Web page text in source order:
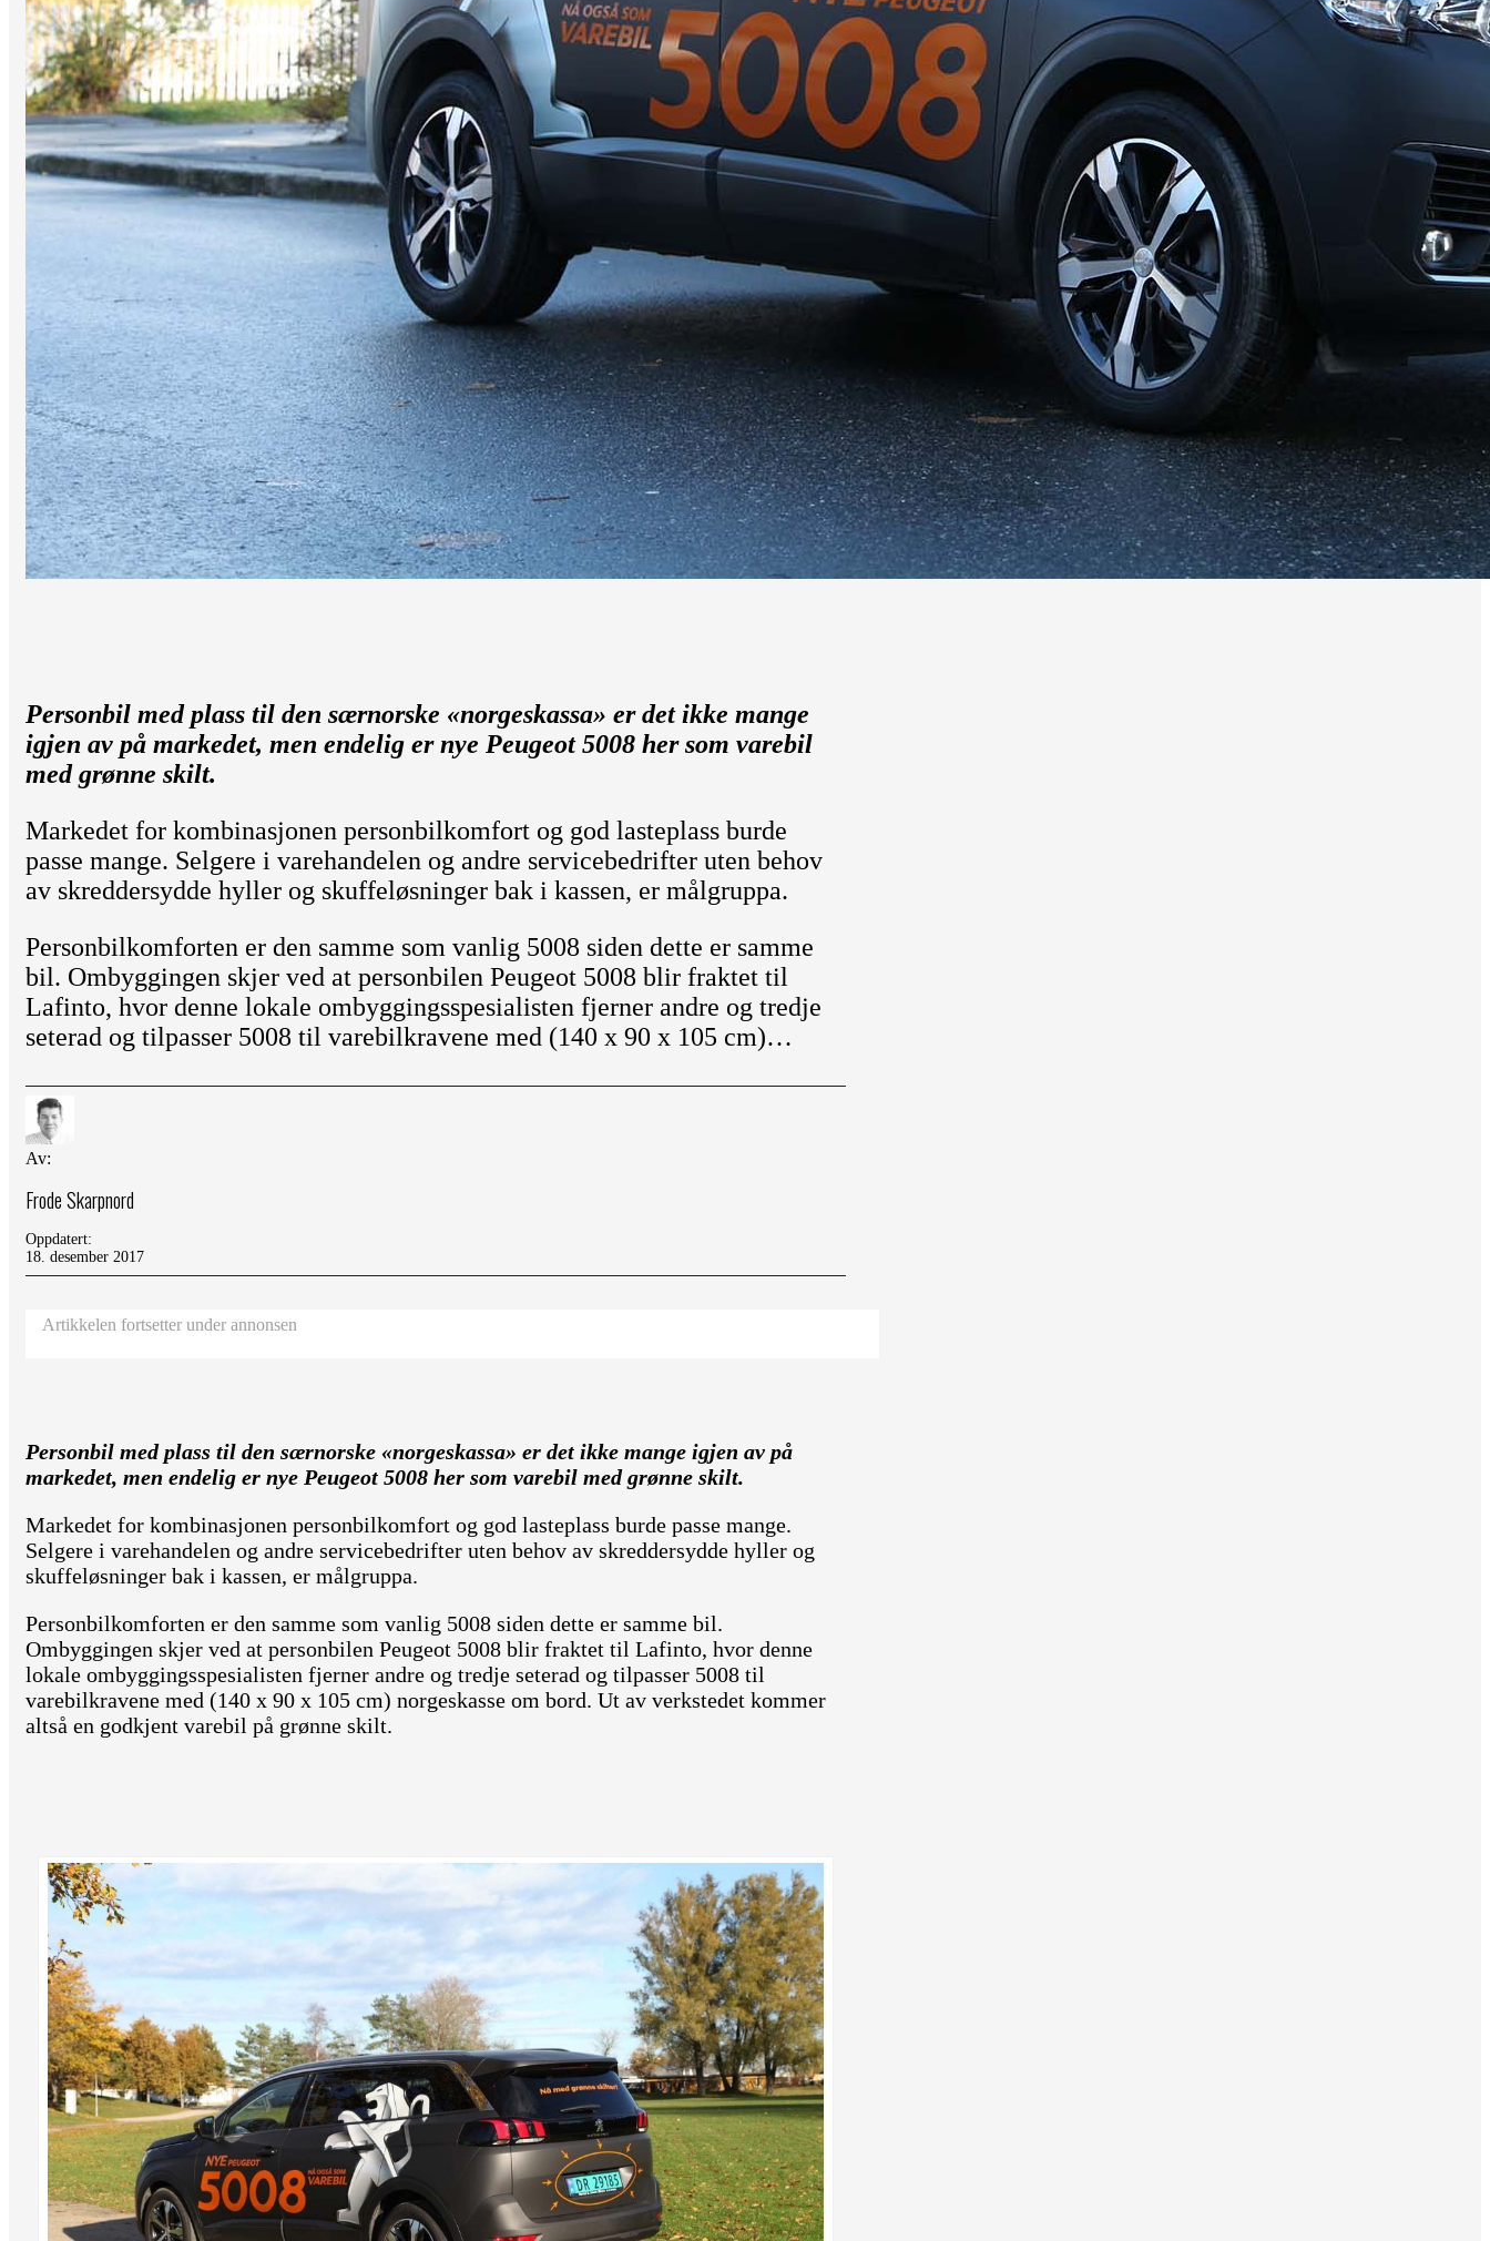
Personbil med plass til den særnorske «norgeskassa» er det ikke mange
igjen av på markedet, men endelig er nye Peugeot 5008 her som varebil
med grønne skilt.
Markedet for kombinasjonen personbilkomfort og god lasteplass burde
passe mange. Selgere i varehandelen og andre servicebedrifter uten behov
av skreddersydde hyller og skuffeløsninger bak i kassen, er målgruppa.
Personbilkomforten er den samme som vanlig 5008 siden dette er samme
bil. Ombyggingen skjer ved at personbilen Peugeot 5008 blir fraktet til
Lafinto, hvor denne lokale ombyggingsspesialisten fjerner andre og tredje
seterad og tilpasser 5008 til varebilkravene med (140 x 90 x 105 cm)…
Av:
Frode Skarpnord
Oppdatert:
18. desember 2017
Artikkelen fortsetter under annonsen
Personbil med plass til den særnorske «norgeskassa» er det ikke mange igjen av på
markedet, men endelig er nye Peugeot 5008 her som varebil med grønne skilt.
Markedet for kombinasjonen personbilkomfort og god lasteplass burde passe mange.
Selgere i varehandelen og andre servicebedrifter uten behov av skreddersydde hyller og
skuffeløsninger bak i kassen, er målgruppa.
Personbilkomforten er den samme som vanlig 5008 siden dette er samme bil.
Ombyggingen skjer ved at personbilen Peugeot 5008 blir fraktet til Lafinto, hvor denne
lokale ombyggingsspesialisten fjerner andre og tredje seterad og tilpasser 5008 til
varebilkravene med (140 x 90 x 105 cm) norgeskasse om bord. Ut av verkstedet kommer
altså en godkjent varebil på grønne skilt.